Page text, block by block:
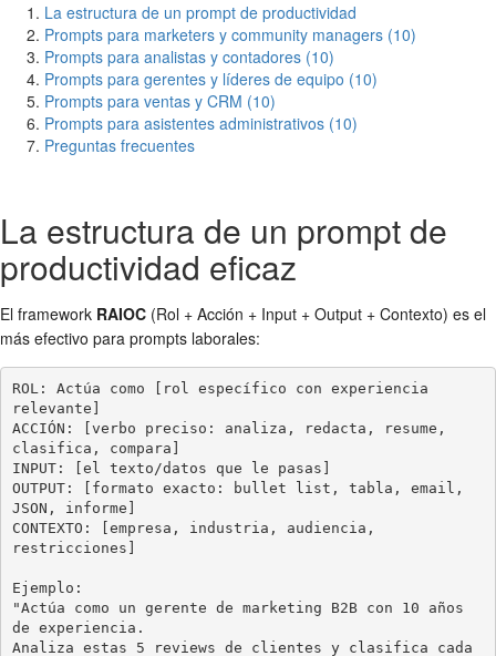
La estructura de un prompt de productividad
Prompts para marketers y community managers (10)
Prompts para analistas y contadores (10)
Prompts para gerentes y líderes de equipo (10)
Prompts para ventas y CRM (10)
Prompts para asistentes administrativos (10)
Preguntas frecuentes
La estructura de un prompt de
productividad eficaz
El framework RAIOC (Rol + Acción + Input + Output + Contexto) es el
más efectivo para prompts laborales:
ROL: Actúa como [rol específico con experiencia
relevante]
ACCIÓN: [verbo preciso: analiza, redacta, resume,
clasifica, compara]
INPUT: [el texto/datos que le pasas]
OUTPUT: [formato exacto: bullet list, tabla, email,
JSON, informe]
CONTEXTO: [empresa, industria, audiencia,
restricciones]
Ejemplo:
"Actúa como un gerente de marketing B2B con 10 años
de experiencia.
Analiza estas 5 reviews de clientes y clasifica cada